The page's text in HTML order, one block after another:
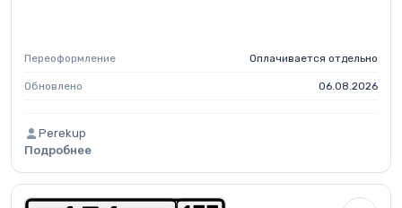
Переоформление Оплачивается отдельно
Обновлено 06.08.2026
Perekup
Подробнее